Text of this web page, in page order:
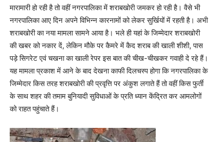
मारामारी हो रही है तो वहीं नगरपालिका में शराबखोरी जमकर हो रही है। वैसे भी
नगरपालिका आए दिन अपने विभिन्न कारनामों को लेकर सुर्खियों में रहती है। अभी
शराबखोरी का नया मामला सामने आया है। भले ही यहां के जिम्मेदार शराबखोरी
की खबर को नकार दें, लेकिन मौके पर कैमरे में कैद शराब की खाली शीशी, पास
पड़े सिगरेट एवं चखना का खाली रेपर इस बात की चीख-चीखकर गवाही दे रहे हैं।
यह मामला प्रकाश में आने के बाद देखना काफी दिलचस्प होगा कि नगरपालिका के
जिम्मेदार किस तरह शराबखोरी की प्रवृत्ति पर अंकुश लगाते हैं तो वहीं किस फुर्ती
के साथ शहर की तमाम बुनियादी सुविधाओं के प्रति ध्यान केंद्रित कर आमलोगों
को राहत पहुंचाते हैं।